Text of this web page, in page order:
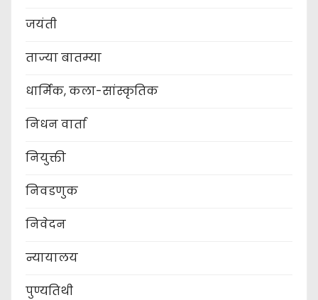
जयंती
ताज्या बातम्या
धार्मिक, कला-सांस्कृतिक
निधन वार्ता
नियुक्ती
निवडणुक
निवेदन
न्यायालय
पुण्यतिथी